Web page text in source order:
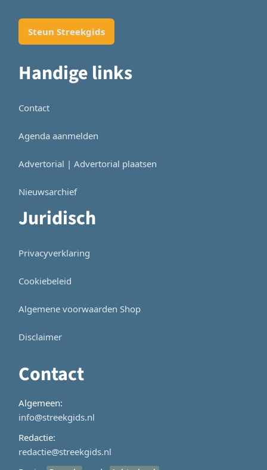
Steun Streekgids
Handige links
Contact
Agenda aanmelden
Advertorial | Advertorial plaatsen
Nieuwsarchief
Juridisch
Privacyverklaring
Cookiebeleid
Algemene voorwaarden Shop
Disclaimer
Contact
Algemeen:
info@streekgids.nl
Redactie:
redactie@streekgids.nl